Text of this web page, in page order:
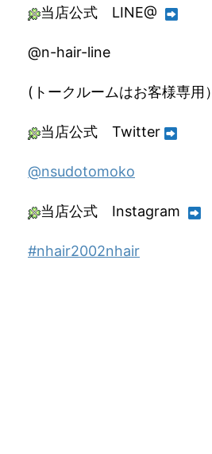
当店公式 LINE@
@n-hair-line
(トークルームはお客様専用）
当店公式 Twitter
@nsudotomoko
当店公式 Instagram
#nhair2002nhair